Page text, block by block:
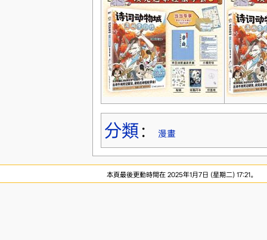
分類 ： 漫畫
本頁最後更動時間在 2025年1月7日 (星期二) 17:21。